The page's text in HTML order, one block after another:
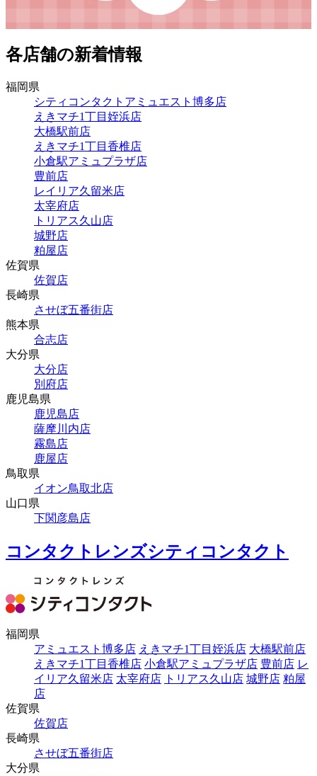
各店舗の新着情報
福岡県
シティコンタクトアミュエスト博多店
えきマチ1丁目姪浜店
大橋駅前店
えきマチ1丁目香椎店
小倉駅アミュプラザ店
豊前店
レイリア久留米店
太宰府店
トリアス久山店
城野店
粕屋店
佐賀県
佐賀店
長崎県
させぼ五番街店
熊本県
合志店
大分県
大分店
別府店
鹿児島県
鹿児島店
薩摩川内店
霧島店
鹿屋店
鳥取県
イオン鳥取北店
山口県
下関彦島店
コンタクトレンズシティコンタクト
福岡県
アミュエスト博多店 えきマチ1丁目姪浜店 大橋駅前店
えきマチ1丁目香椎店 小倉駅アミュプラザ店 豊前店 レ
イリア久留米店 太宰府店 トリアス久山店 城野店 粕屋
店
佐賀県
佐賀店
長崎県
させぼ五番街店
大分県